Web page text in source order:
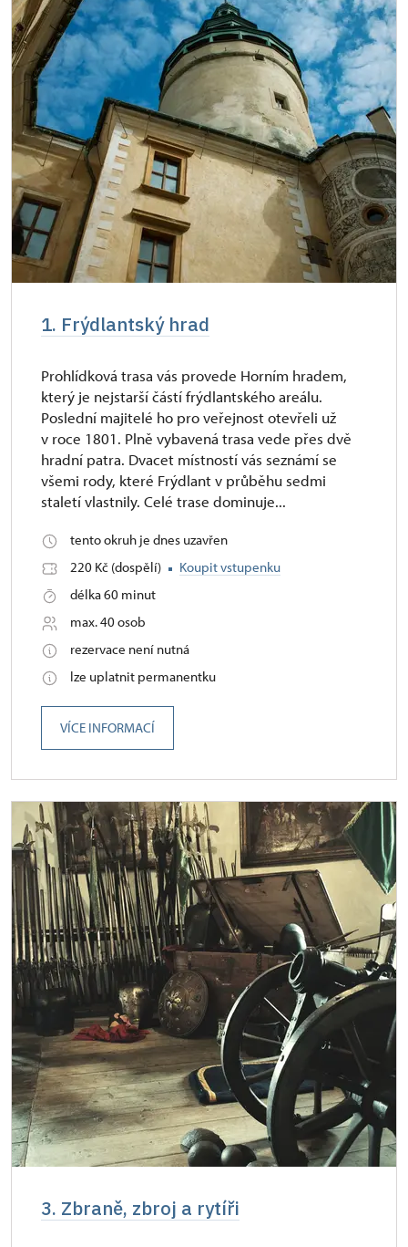
příslušníci)
Průkaz Náš člověk *
zdarma
* Platí pouze pro jednu osobu (držitele
průkazu)
1. Frýdlantský hrad
Prohlídková trasa vás provede Horním hradem,
který je nejstarší částí frýdlantského areálu.
Poslední majitelé ho pro veřejnost otevřeli už
v roce 1801. Plně vybavená trasa vede přes dvě
hradní patra. Dvacet místností vás seznámí se
všemi rody, které Frýdlant v průběhu sedmi
staletí vlastnily. Celé trase dominuje...
tento okruh je dnes uzavřen
220 Kč (dospělí)
Koupit vstupenku
délka 60 minut
max. 40 osob
rezervace není nutná
lze uplatnit permanentku
VÍCE INFORMACÍ
3. Zbraně, zbroj a rytíři